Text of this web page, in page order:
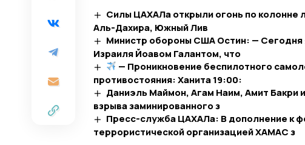
Силы ЦАХАЛа открыли огонь по
Аль-Дахира, Южный Лив
Министр обороны США Остин: — Сегодня
Израиля Йоавом Галантом, что
— Проникновение беспилотного
противостояния: Ханита 19:00:
Даниэль Маймон, Агам Наим, Амит Бакри
взрыва заминированного з
Пресс-служба ЦАХАЛа: В дополнение к
террористической организацией ХАМАС з